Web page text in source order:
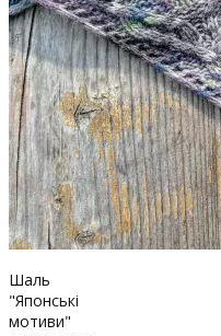
Шаль
"Японські
мотиви"